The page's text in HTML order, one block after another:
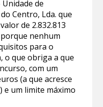
de
Centro, Lda. que
de 2.832.813
nenhum
para o
o que obriga a que
com um
(a que acresce
e um limite máximo